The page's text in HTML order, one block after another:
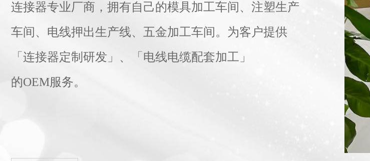
连接器专业厂商，拥有自己的模具加工车间、注塑生产
车间、电线押出生产线、五金加工车间。为客户提供
「连接器定制研发」、「电线电缆配套加工」
的OEM服务。